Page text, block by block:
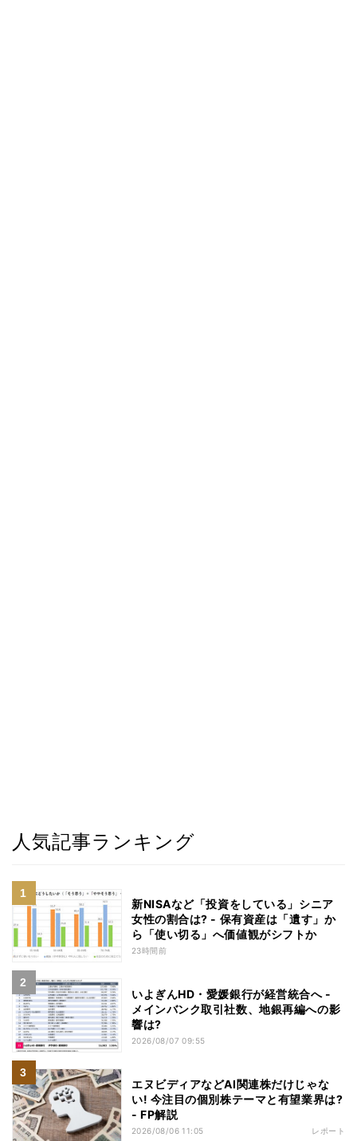
人気記事ランキング
新NISAなど「投資をしている」シニア
女性の割合は? - 保有資産は「遺す」か
ら「使い切る」へ価値観がシフトか
23時間前
いよぎんHD・愛媛銀行が経営統合へ -
メインバンク取引社数、地銀再編への影
響は?
2026/08/07 09:55
エヌビディアなどAI関連株だけじゃな
い! 今注目の個別株テーマと有望業界は?
- FP解説
2026/08/06 11:05 レポート